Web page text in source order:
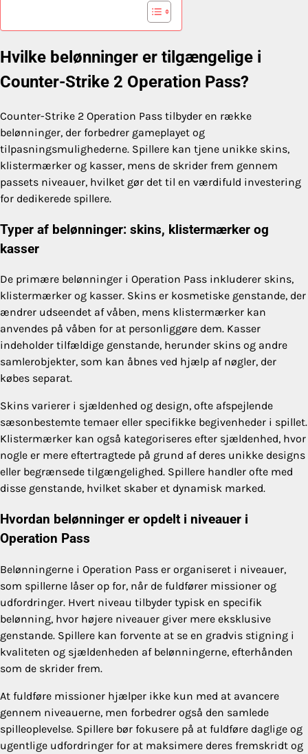
Hvilke belønninger er tilgængelige i
Counter-Strike 2 Operation Pass?
Counter-Strike 2 Operation Pass tilbyder en række
belønninger, der forbedrer gameplayet og
tilpasningsmulighederne. Spillere kan tjene unikke skins,
klistermærker og kasser, mens de skrider frem gennem
passets niveauer, hvilket gør det til en værdifuld investering
for dedikerede spillere.
Typer af belønninger: skins, klistermærker og
kasser
De primære belønninger i Operation Pass inkluderer skins,
klistermærker og kasser. Skins er kosmetiske genstande, der
ændrer udseendet af våben, mens klistermærker kan
anvendes på våben for at personliggøre dem. Kasser
indeholder tilfældige genstande, herunder skins og andre
samlerobjekter, som kan åbnes ved hjælp af nøgler, der
købes separat.
Skins varierer i sjældenhed og design, ofte afspejlende
sæsonbestemte temaer eller specifikke begivenheder i spillet.
Klistermærker kan også kategoriseres efter sjældenhed, hvor
nogle er mere eftertragtede på grund af deres unikke designs
eller begrænsede tilgængelighed. Spillere handler ofte med
disse genstande, hvilket skaber et dynamisk marked.
Hvordan belønninger er opdelt i niveauer i
Operation Pass
Belønningerne i Operation Pass er organiseret i niveauer,
som spillerne låser op for, når de fuldfører missioner og
udfordringer. Hvert niveau tilbyder typisk en specifik
belønning, hvor højere niveauer giver mere eksklusive
genstande. Spillere kan forvente at se en gradvis stigning i
kvaliteten og sjældenheden af belønningerne, efterhånden
som de skrider frem.
At fuldføre missioner hjælper ikke kun med at avancere
gennem niveauerne, men forbedrer også den samlede
spilleoplevelse. Spillere bør fokusere på at fuldføre daglige og
ugentlige udfordringer for at maksimere deres fremskridt og